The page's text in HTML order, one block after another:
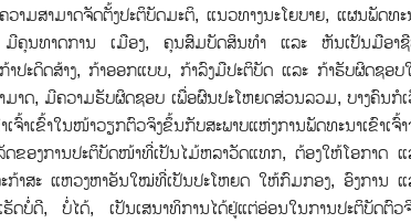
າມາດຈັດຕັ້ງປະຕິບັດມະຕິ, ແນວທາງນະໂຍບາຍ, ແຜນພັດທະ
ມີຄຸນທາດການ ເມືອງ, ຄຸນສົມບັດສິນທຳ ແລະ ຫັນເປັນມືອາ
ະດິດສ້າງ, ກ້າອອກແບບ, ກ້າລົງມືປະຕິບັດ ແລະ ກ້າຮັບຜິດຊອບ
ມາດ, ມີຄວາມຮັບຜິດຊອບ ເພື່ອຜົນປະໂຫຍດສ່ວນລວມ, ບາງຄົນກໍເ
າເຂ້ົາໃນໜ້າວຽກຕົວຈິງຂ້ຶນກັບສະພາບແຫ່ງການພັດທະນາເຂົາເຈົ້າ
ດຂອງການປະຕິບັດໜ້າທີ່ເປັນໄມ້ຫລາວັດແທກ, ຕ້ອງໃຫ້ໂອກາດ ແ
ກ້າສະ ແຫວງຫາອັນໃໝ່ທີ່ເປັນປະໂຫຍດ ໃຫ້ກົມກອງ, ອົງການ ແ
ບໍ່ດີ, ບໍ່ໄດ້, ເປັນເສນາທິການໄດ້ຢູ່ແຕ່ອ່ອນໃນການປະຕິບັດຕົວ